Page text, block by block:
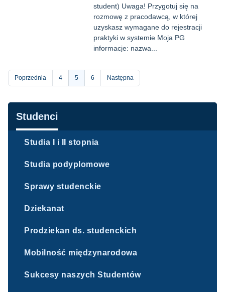
student) Uwaga! Przygotuj się na
rozmowę z pracodawcą, w której
uzyskasz wymagane do rejestracji
praktyki w systemie Moja PG
informacje: nazwa...
Stronicowanie
Poprzednia Strona
4
Bieżąca
strona
5 Strona
6 Następna
Nawigacja
Studenci
Studia I i II stopnia
Studia podyplomowe
Sprawy studenckie
Dziekanat
Prodziekan ds. studenckich
Mobilność międzynarodowa
Sukcesy naszych Studentów